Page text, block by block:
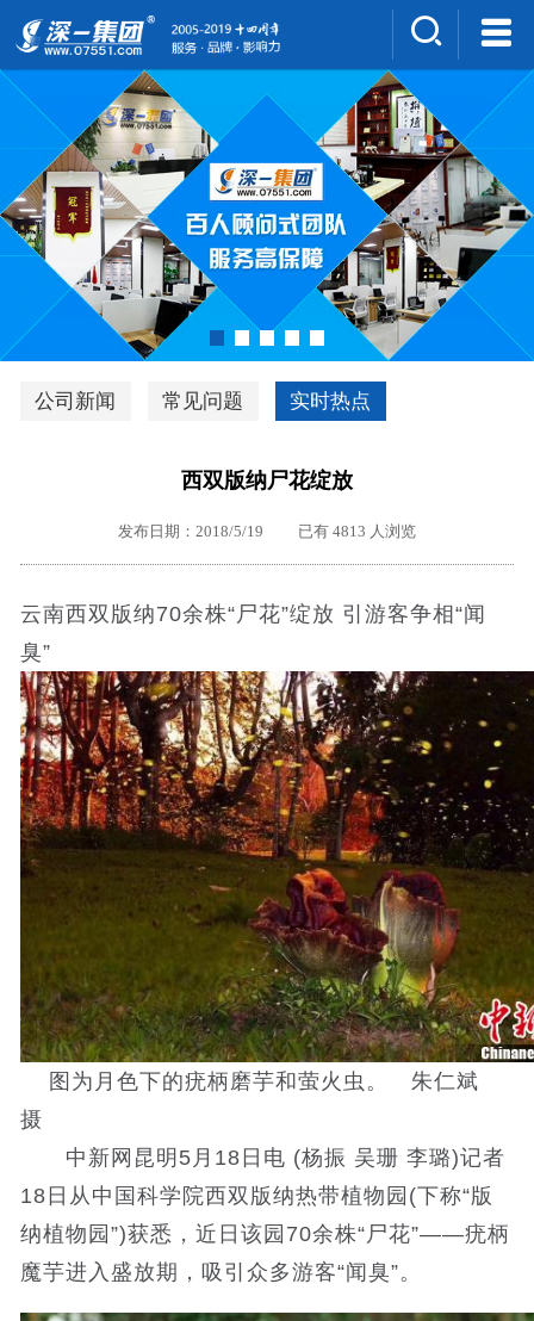
集团介绍
人才招聘
案例展示
新闻中心
深一风采
联系我们
深优通系统V3.0
深一集团优势
外地客户专栏
公司新闻 常见问题 实时热点
西双版纳尸花绽放
发布日期：2018/5/19 已有 4813 人浏览
云南西双版纳70余株“尸花”绽放 引游客争相“闻
臭”
图为月色下的疣柄磨芋和萤火虫。 朱仁斌
摄
中新网昆明5月18日电 (杨振 吴珊 李璐)记者
18日从中国科学院西双版纳热带植物园(下称“版
纳植物园”)获悉，近日该园70余株“尸花”——疣柄
魔芋进入盛放期，吸引众多游客“闻臭”。